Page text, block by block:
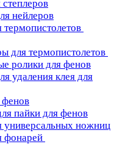
нейлеров
для термопистолетов
ролики для фенов
удаления клея для
фенов
пайки для фенов
универсальных ножниц
фонарей